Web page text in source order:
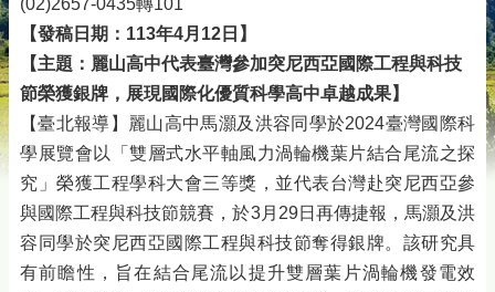
(02)2657-0435轉101
【發稿日期：113年4月12日】
【主題：麗山高中代表臺灣參加突尼西亞國際工程與科技
節榮獲銀牌，展現國際化優質科學高中卓越成果】
【臺北報導】麗山高中馬灝及洪容同學於2024臺灣國際科
學展覽會以「雙層式水平軸風力渦輪機葉片結合尾流之探
究」榮獲工程學科大會三等獎，並代表台灣赴突尼西亞參
與國際工程與科技節競賽，於3月29日再傳捷報，馬灝及洪
容同學於突尼西亞國際工程與科技節奪得銀牌。該研究具
有前瞻性，旨在結合尾流以提升雙層葉片渦輪機發電效